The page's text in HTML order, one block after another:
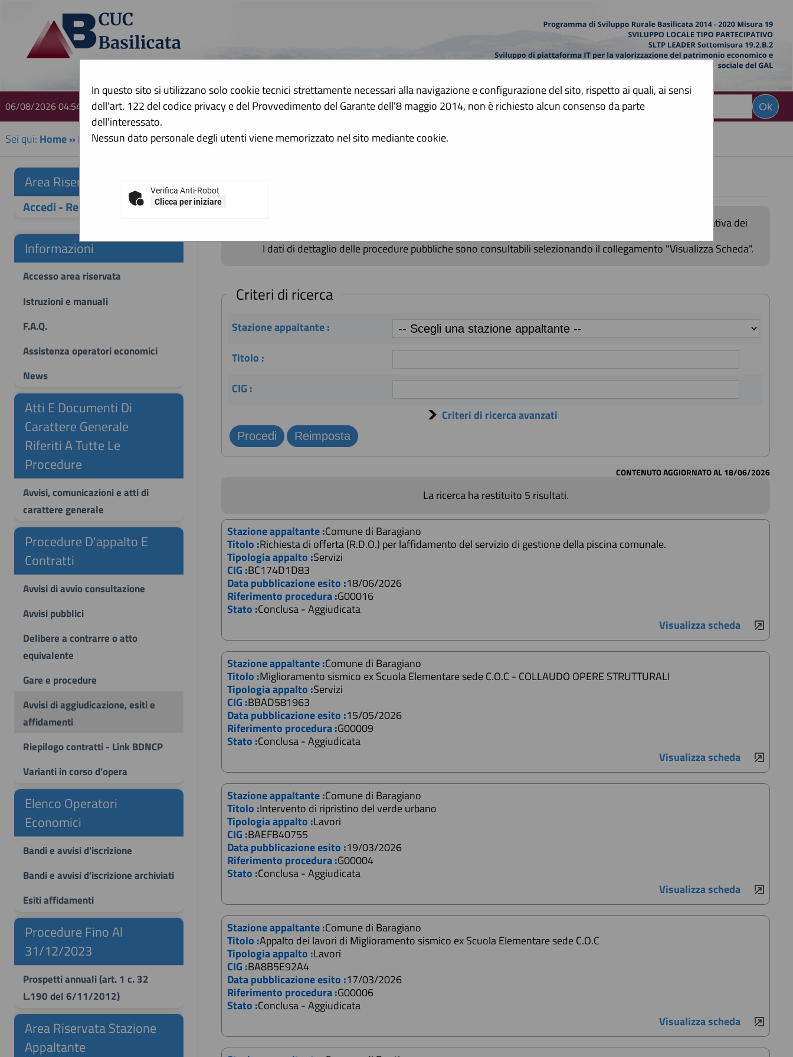
06/08/2026 04:54 A A A GRAFICA TESTO ALTO CONTRASTO
Sei qui: Home» Procedure d'appalto e contratti»Avvisi di aggiudicazione, esiti e affida...
In questo sito si utilizzano solo cookie tecnici strettamente necessari alla navigazione e configurazione del sito, rispetto ai quali, ai sensi
dell'art. 122 del codice privacy e del Provvedimento del Garante dell'8 maggio 2014, non è richiesto alcun consenso da parte
dell'interessato.
Nessun dato personale degli utenti viene memorizzato nel sito mediante cookie.
Verifica Anti-Robot
Clicca per iniziare
Area Riservata
Accedi - Registrati
Informazioni
Accesso area riservata
Istruzioni e manuali
F.A.Q.
Assistenza operatori economici
News
Atti E Documenti Di
Carattere Generale
Riferiti A Tutte Le
Procedure
Avvisi, comunicazioni e atti di
carattere generale
Procedure D'appalto E
Contratti
Avvisi di avvio consultazione
Avvisi pubblici
Delibere a contrarre o atto
equivalente
Gare e procedure
Avvisi di aggiudicazione, esiti e
affidamenti
Riepilogo contratti - Link BDNCP
Varianti in corso d'opera
Elenco Operatori
Economici
Bandi e avvisi d'iscrizione
Bandi e avvisi d'iscrizione archiviati
Esiti affidamenti
Procedure Fino Al
31/12/2023
Prospetti annuali (art. 1 c. 32
L.190 del 6/11/2012)
Area Riservata Stazione
Appaltante
All'interno di questa sezione è possibile consultare gli esiti di gara secondo i tempi previsti dalla normativa dei
I dati di dettaglio delle procedure pubbliche sono consultabili selezionando il collegamento "Visualizza Scheda".
Criteri di ricerca
Stazione appaltante :
Titolo :
CIG :
Criteri di ricerca avanzati
CONTENUTO AGGIORNATO AL 18/06/2026
La ricerca ha restituito 5 risultati.
Stazione appaltante :Comune di Baragiano
Titolo :Richiesta di offerta (R.D.O.) per laffidamento del servizio di gestione della piscina comunale.
Tipologia appalto :Servizi
CIG :BC174D1D83
Data pubblicazione esito :18/06/2026
Riferimento procedura :G00016
Stato :Conclusa - Aggiudicata
Visualizza scheda
Stazione appaltante :Comune di Baragiano
Titolo :Miglioramento sismico ex Scuola Elementare sede C.O.C - COLLAUDO OPERE STRUTTURALI
Tipologia appalto :Servizi
CIG :BBAD581963
Data pubblicazione esito :15/05/2026
Riferimento procedura :G00009
Stato :Conclusa - Aggiudicata
Visualizza scheda
Stazione appaltante :Comune di Baragiano
Titolo :Intervento di ripristino del verde urbano
Tipologia appalto :Lavori
CIG :BAEFB40755
Data pubblicazione esito :19/03/2026
Riferimento procedura :G00004
Stato :Conclusa - Aggiudicata
Visualizza scheda
Stazione appaltante :Comune di Baragiano
Titolo :Appalto dei lavori di Miglioramento sismico ex Scuola Elementare sede C.O.C
Tipologia appalto :Lavori
CIG :BA8B5E92A4
Data pubblicazione esito :17/03/2026
Riferimento procedura :G00006
Stato :Conclusa - Aggiudicata
Visualizza scheda